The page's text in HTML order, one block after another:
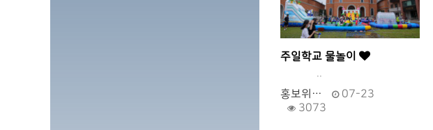
주일학교 물놀이
..
홍보위…
07-23
3073